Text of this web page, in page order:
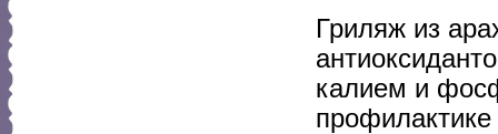
Гриляж из
калием и
профилактике